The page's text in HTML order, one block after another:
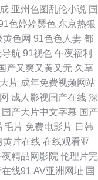
接 伊人综合另类 另类天
线下载 日韩A级视频网站
站 国产一线二线 在线a
国产精品日日摸 欧美国
超碰97色色 欧美综合婷
堂 日韩专区视频 91豆花
亚州色图乱伦小说 国
色婷婷瑟色 东京热狠
黄色网 91色色人妻 都
航 91视色 午夜福利
产又爽又黄又无 久草
片 成年免费视频网站
成人影视国产在线 深
国产大片中文字幕 国产
毛片 免费电影片 日韩
黄片在线 在线观看亚
夜精品网影院 伦理片完
在线91 AV亚洲网址 国